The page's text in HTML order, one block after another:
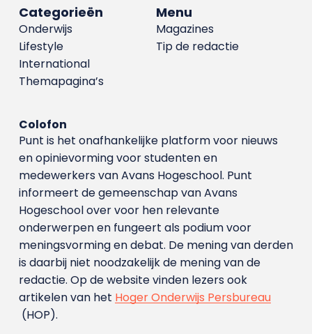
Menu
Magazines
Tip de redactie
Categorieën
Onderwijs
Lifestyle
International
Themapagina’s
Colofon
Punt is het onafhankelijke platform voor nieuws
en opinievorming voor studenten en
medewerkers van Avans Hoge­school. Punt
informeert de gemeenschap van Avans
Hogeschool over voor hen relevante
onderwerpen en fungeert als podium voor
meningsvorming en debat. De mening van derden
is daarbij niet noodzakelijk de mening van de
redactie. Op de website vinden lezers ook
artikelen van het Hoger Onderwijs Persbureau
(HOP).